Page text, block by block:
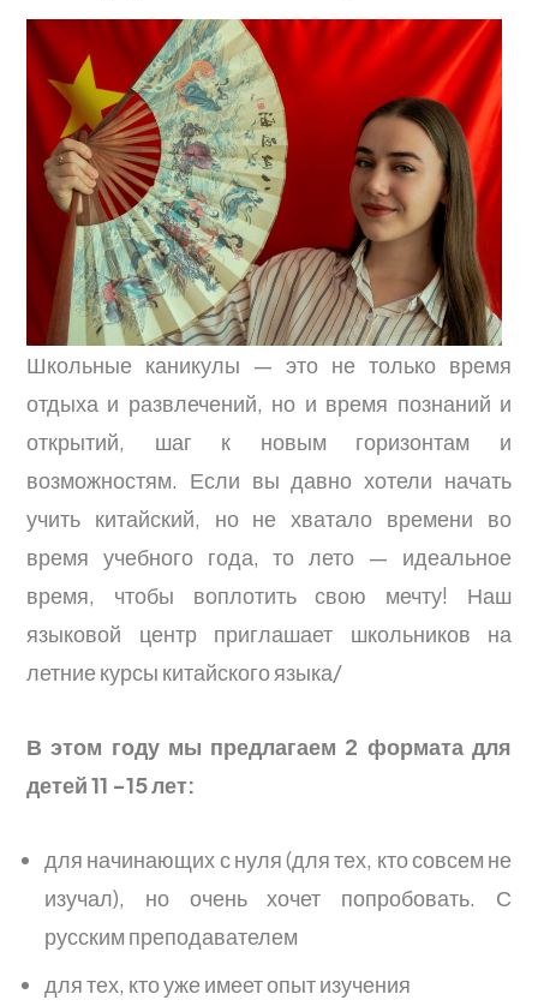
Школьные каникулы — это не только время
отдыха и развлечений, но и время познаний и
открытий, шаг к новым горизонтам и
возможностям. Если вы давно хотели начать
учить китайский, но не хватало времени во
время учебного года, то лето — идеальное
время, чтобы воплотить свою мечту! Наш
языковой центр приглашает школьников на
летние курсы китайского языка/
В этом году мы предлагаем 2 формата для
детей 11 -15 лет:
для начинающих с нуля (для тех, кто совсем не
изучал), но очень хочет попробовать. С
русским преподавателем
для тех, кто уже имеет опыт изучения